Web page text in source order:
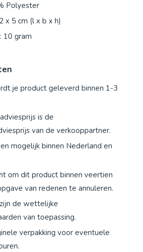
Polyester
x 5 cm (l x b x h)
10 gram
je product geleverd binnen 1-3
is de
van de verkooppartner.
mogelijk binnen Nederland en
om dit product binnen veertien
van redenen te annuleren.
de wettelijke
van toepassing.
verpakking voor eventuele